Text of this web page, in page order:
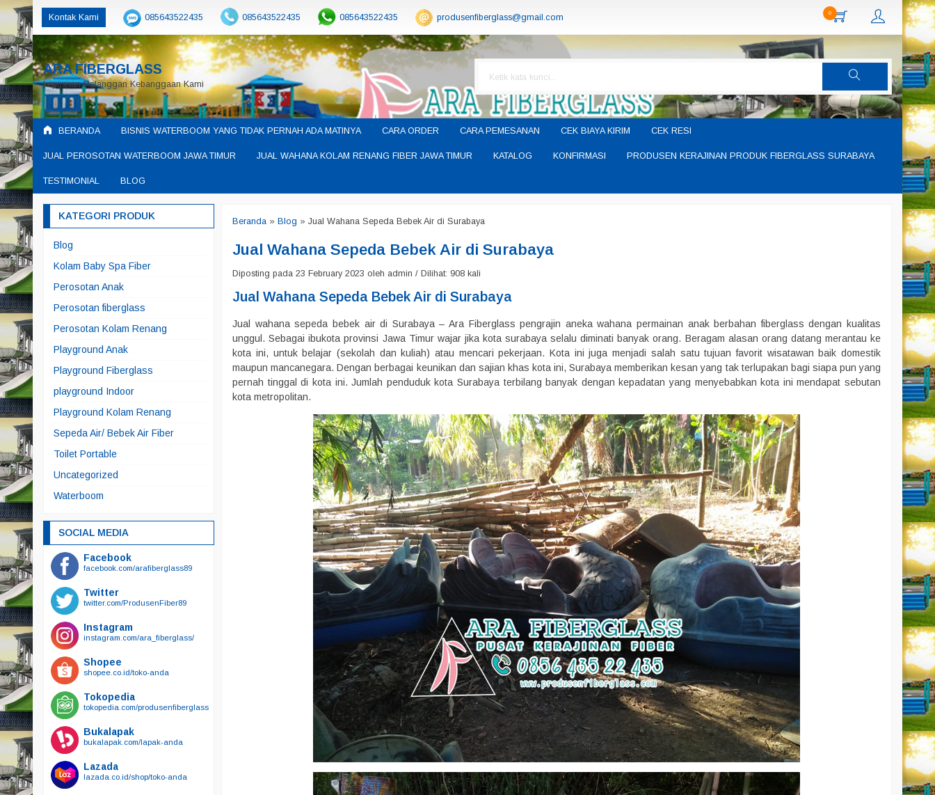
Kontak Kami 085643522435 085643522435 085643522435 produsenfiberglass@gmail.com 0
ARA FIBERGLASS
kepuasan Pelanggan Kebanggaan Kami
BERANDA BISNIS WATERBOOM YANG TIDAK PERNAH ADA MATINYA CARA ORDER CARA PEMESANAN CEK BIAYA KIRIM CEK RESI
JUAL PEROSOTAN WATERBOOM JAWA TIMUR JUAL WAHANA KOLAM RENANG FIBER JAWA TIMUR KATALOG KONFIRMASI PRODUSEN KERAJINAN PRODUK FIBERGLASS SURABAYA
TESTIMONIAL BLOG
Beranda » Blog »Jual Wahana Sepeda Bebek Air di Surabaya
Jual Wahana Sepeda Bebek Air di Surabaya
Diposting pada 23 February 2023 oleh admin / Dilihat: 908 kali
Jual Wahana Sepeda Bebek Air di Surabaya
Jual wahana sepeda bebek air di Surabaya – Ara Fiberglass pengrajin aneka wahana permainan anak berbahan fiberglass dengan kualitas
unggul. Sebagai ibukota provinsi Jawa Timur wajar jika kota surabaya selalu diminati banyak orang. Beragam alasan orang datang merantau ke
kota ini, untuk belajar (sekolah dan kuliah) atau mencari pekerjaan. Kota ini juga menjadi salah satu tujuan favorit wisatawan baik domestik
maupun mancanegara. Dengan berbagai keunikan dan sajian khas kota ini, Surabaya memberikan kesan yang tak terlupakan bagi siapa pun yang
pernah tinggal di kota ini. Jumlah penduduk kota Surabaya terbilang banyak dengan kepadatan yang menyebabkan kota ini mendapat sebutan
kota metropolitan.
KATEGORI PRODUK
Blog
Kolam Baby Spa Fiber
Perosotan Anak
Perosotan fiberglass
Perosotan Kolam Renang
Playground Anak
Playground Fiberglass
playground Indoor
Playground Kolam Renang
Sepeda Air/ Bebek Air Fiber
Toilet Portable
Uncategorized
Waterboom
SOCIAL MEDIA
Facebook
facebook.com/arafiberglass89
Twitter
twitter.com/ProdusenFiber89
Instagram
instagram.com/ara_fiberglass/
Shopee
shopee.co.id/toko-anda
Tokopedia
tokopedia.com/produsenfiberglass
Bukalapak
bukalapak.com/lapak-anda
Lazada
lazada.co.id/shop/toko-anda